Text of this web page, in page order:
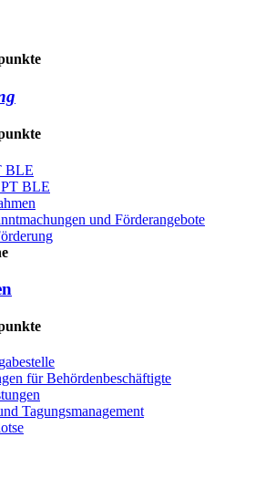
BLE
PT BLE
und För­der­an­ge­bo­te
für Be­hör­den­be­schäf­tig­te
Tagungs­management